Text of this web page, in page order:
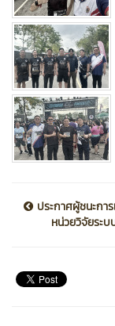
ประกาศผู้ชนะกา
หน่วยวิจัยระ